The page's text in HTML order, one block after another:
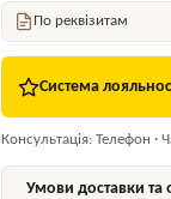
По реквізитам
Система
Консультація: Телефон ·
Умови доставки та